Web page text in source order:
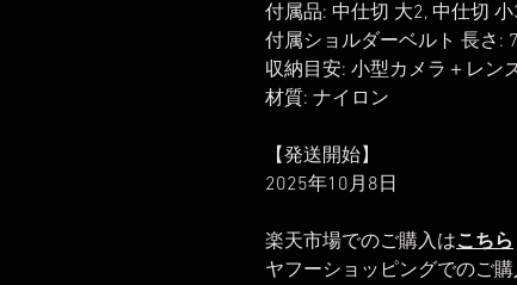
付属品: 中仕切 大2, 中仕切
付属ショルダーベルト 長さ:
収納目安: 小型カメラ＋レン
材質: ナイロン
【発送開始】
2025年10月8日
楽天市場でのご購入はこちら
ヤフーショッピングでのご